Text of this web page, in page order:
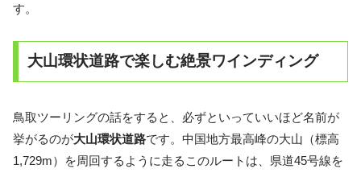
す。
大山環状道路で楽しむ絶景ワインディング
鳥取ツーリングの話をすると、必ずといっていいほど名前が
挙がるのが大山環状道路です。中国地方最高峰の大山（標高
1,729m）を周回するように走るこのルートは、県道45号線を